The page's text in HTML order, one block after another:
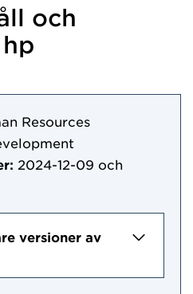
och
Resources
2024-12-09 och
versioner av